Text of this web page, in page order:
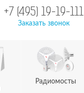
+7 (495) 19-19-111
Заказать звонок
Радиомосты